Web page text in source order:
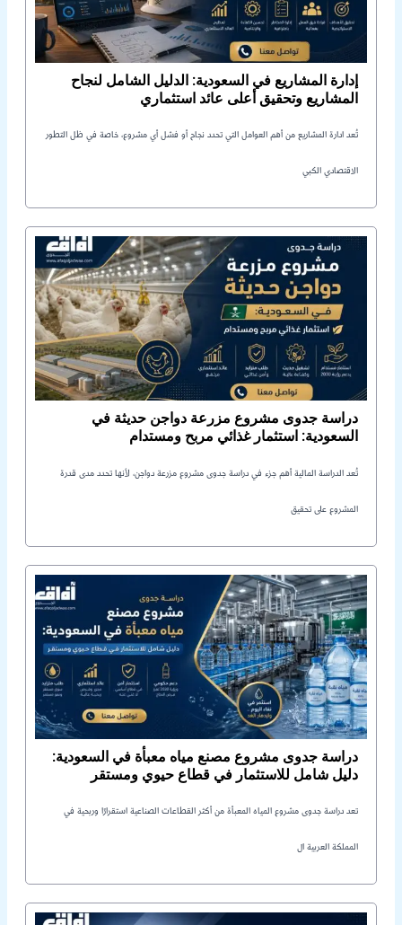
إدارة المشاريع في السعودية: الدليل الشامل لنجاح
المشاريع وتحقيق أعلى عائد استثماري
تُعد ادارة المشاريع من أهم العوامل التي تحدد نجاح أو فشل أي مشروع، خاصة في ظل التطور
الاقتصادي الكبي
دراسة جدوى مشروع مزرعة دواجن حديثة في
السعودية: استثمار غذائي مربح ومستدام
تُعد الدراسة المالية أهم جزء في دراسة جدوى مشروع مزرعة دواجن، لأنها تحدد مدى قدرة
المشروع على تحقيق
دراسة جدوى مشروع مصنع مياه معبأة في السعودية:
دليل شامل للاستثمار في قطاع حيوي ومستقر
تعد دراسة جدوى مشروع المياه المعبأة من أكثر القطاعات الصناعية استقرارًا وربحية في
المملكة العربية ال